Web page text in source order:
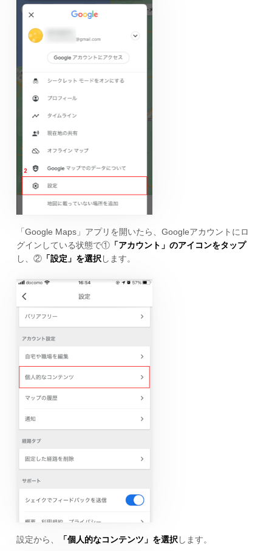
「Google Maps」アプリを開いたら、Googleアカウントにロ
グインしている状態で①「アカウント」のアイコンをタップ
し、②「設定」を選択 します。
設定から、 「個人的なコンテンツ」を選択します。